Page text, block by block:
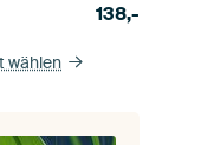
138,-
wählen